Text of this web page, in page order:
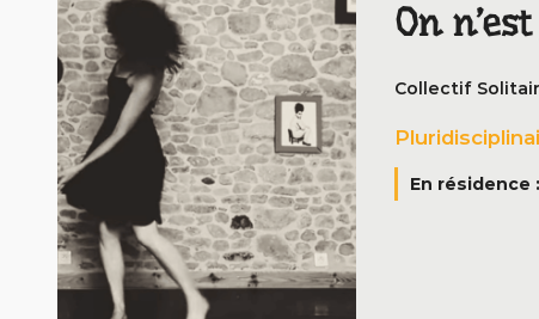
On
Collectif
En résidence :